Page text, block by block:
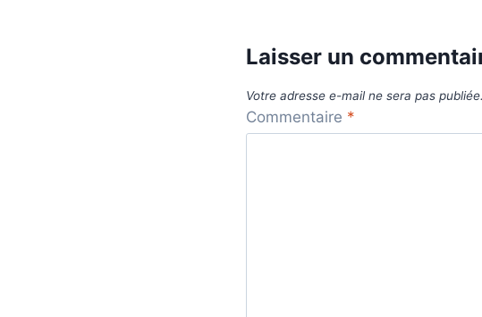
Laisser un
Votre adresse e-mail ne sera pas publiée.
Commentaire *